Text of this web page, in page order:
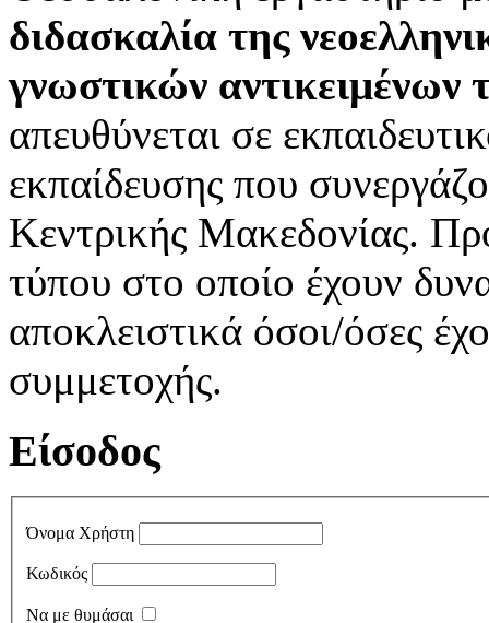
διδασκαλία της
γνωστικών αντικειμένων
απευθύνεται σε
εκπαίδευσης που
Κεντρικής Μακεδονίας.
τύπου στο οποίο έχουν
αποκλειστικά όσοι/όσες
συμμετοχής.
Είσοδος
Όνομα Χρήστη
Κωδικός
Να με θυμάσαι